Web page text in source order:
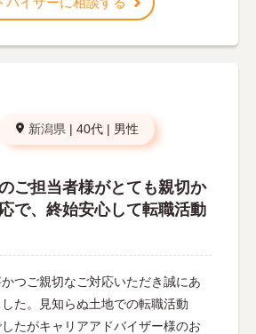
新潟県 | 40代 | 男性
ご担当者様がとても親切か
で、終始安心して転職活動
つご親切なご対応いただき誠にあ
た。見知らぬ土地での転職活動
たがキャリアアドバイザー様のお